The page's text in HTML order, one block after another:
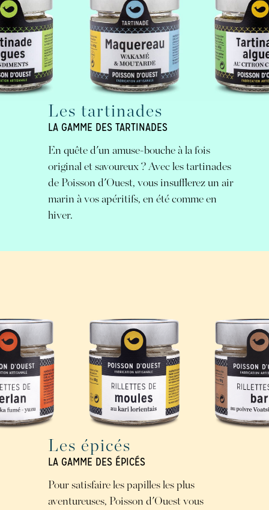
Les tartinades
LA GAMME DES TARTINADES
En quête d'un amuse-bouche à la fois
original et savoureux ? Avec les tartinades
de Poisson d'Ouest, vous insufflerez un air
marin à vos apéritifs, en été comme en
hiver.
Les épicés
LA GAMME DES ÉPICÉS
Pour satisfaire les papilles les plus
aventureuses, Poisson d'Ouest vous